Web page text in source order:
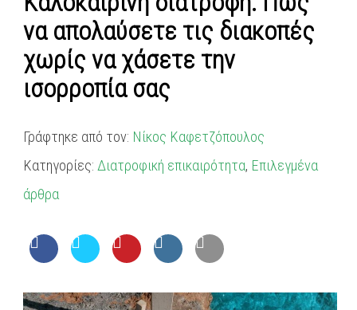
να απολαύσετε τις διακοπές
χωρίς να χάσετε την
ισορροπία σας
Γράφτηκε από τον: Νίκος Καφετζόπουλος
Κατηγορίες: Διατροφική επικαιρότητα, Επιλεγμένα
άρθρα